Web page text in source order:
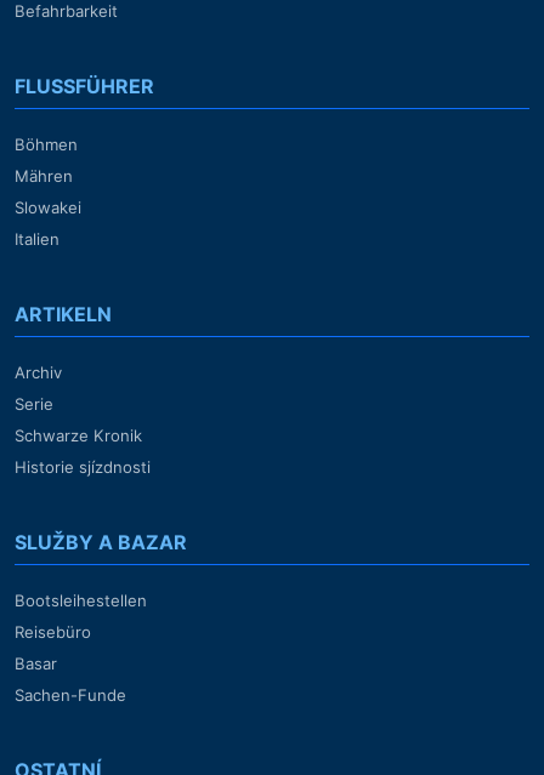
Befahrbarkeit
FLUSSFÜHRER
Böhmen
Mähren
Slowakei
Italien
ARTIKELN
Archiv
Serie
Schwarze Kronik
Historie sjízdnosti
SLUŽBY A BAZAR
Bootsleihestellen
Reisebüro
Basar
Sachen-Funde